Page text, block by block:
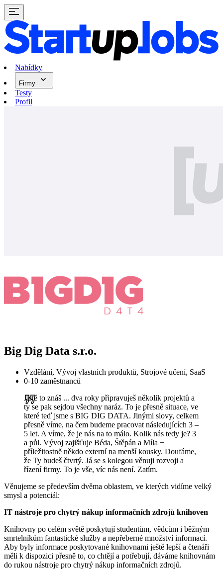
Nabídky
Firmy
Testy
Profil
Big Dig Data s.r.o.
Vzdělání, Vývoj vlastních produktů, Strojové učení, SaaS
0-10 zaměstnanců
Jistě to znáš ... dva roky připravuješ několik projektů a
ty se pak sejdou všechny naráz. To je přesně situace, ve
které teď jsme s BIG DIG DATA. Jinými slovy, celkem
přesně víme, na čem budeme pracovat následujících 3 –
5 let. A víme, že je nás na to málo. Kolik nás tedy je? 3
a půl. Vývoj zajišťuje Béda, Štěpán a Míla +
příležitostně někdo externí na menší kousky. Doufáme,
že Ty budeš čtvrtý. Já se s kolegou věnuji rozvoji a
řízení firmy. To je vše, víc nás není. Zatím.
Věnujeme se především dvěma oblastem, ve kterých vidíme velký
smysl a potenciál:
IT nástroje pro chytrý nákup informačních zdrojů knihoven
Knihovny po celém světě poskytují studentům, vědcům i běžným
smrtelníkům fantastické služby a nepřeberné množství informací.
Aby byly informace poskytované knihovnami ještě lepší a čtenáři
měli k dispozici přesně to, co chtějí a potřebují, dáváme knihovnám
do rukou nástroje pro chytrý nákup informačních zdrojů.